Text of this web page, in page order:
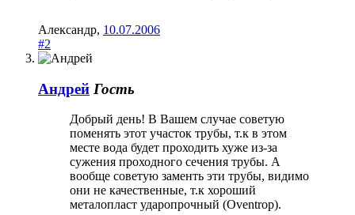
Александр, 10.07.2006
#2
Андрей Гость
Добрый день! В Вашем случае советую
поменять этот участок трубы, т.к в этом
месте вода будет проходить хуже из-за
сужения проходного сечения трубы. А
вообще советую заменть эти трубы, видимо
они не качественные, т.к хороший
металопласт ударопрочный (Oventrop).